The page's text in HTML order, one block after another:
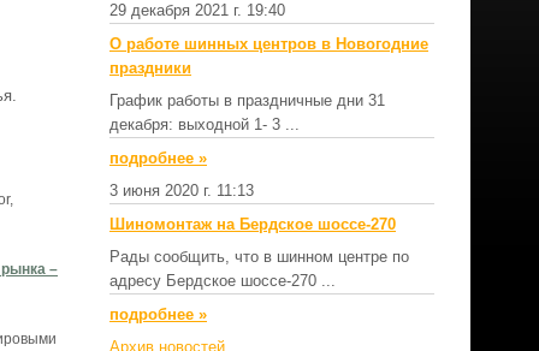
–
29 декабря 2021 г. 19:40
О работе шинных центров в Новогодние
праздники
График работы в праздничные дни 31
декабря: выходной 1- 3 ...
подробнеe »
3 июня 2020 г. 11:13
Шиномонтаж на Бердское шоссе-270
Рады сообщить, что в шинном центре по
адресу Бердское шоссе-270 ...
подробнеe »
Архив новостей